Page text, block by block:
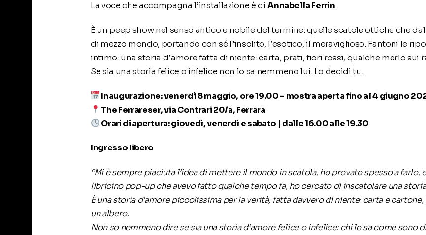
La voce che accompagna l’installazione è diAnnabella Ferrin.
È un peep show nel senso antico e nobile del termine: quelle scatole ottiche che
di mezzo mondo, portando con sé l’insolito, l’esotico, il meraviglioso. Fantoni le
intimo: una storia d’amore fatta di niente: carta, prati, fiori rossi, qualche merlo sui
Se sia una storia felice o infelice non lo sa nemmeno lui. Lo decidi tu.
Inaugurazione: venerdì 8 maggio, ore 19.00 – mostra aperta fino al 4 giugno
The Ferrareser, via Contrari 20/a, Ferrara
Orari di apertura: giovedì, venerdì e sabato | dalle 16.00 alle 19.30
Ingresso libero
“Mi è sempre piaciuta l’idea di mettere il mondo in scatola, ho provato spesso a farlo,
libricino pop-up che avevo fatto qualche tempo fa, ho cercato di inscatolare una storia
È una storia d’amore piccolissima per la verità, fatta davvero di niente: carta e
un albero.
Non so nemmeno dire se sia una storia d’amore felice o infelice: chi lo sa come sono